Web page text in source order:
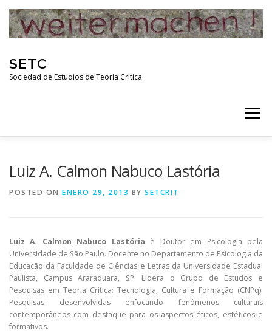
content
SETC
Sociedad de Estudios de Teoría Crítica
Menu
RED DE INVESTIGADORES DE TEORÍA CRÍTICA
Luiz A. Calmon Nabuco Lastória
POSTED ON ENERO 29, 2013 BY SETCRIT
Luiz A. Calmon Nabuco Lastória è Doutor em Psicologia pela
Universidade de São Paulo. Docente no Departamento de Psicologia da
Educação da Faculdade de Ciências e Letras da Universidade Estadual
Paulista, Campus Araraquara, SP. Lidera o Grupo de Estudos e
Pesquisas em Teoria Crítica: Tecnologia, Cultura e Formação (CNPq).
Pesquisas desenvolvidas enfocando fenômenos culturais
contemporâneos com destaque para os aspectos éticos, estéticos e
formativos.